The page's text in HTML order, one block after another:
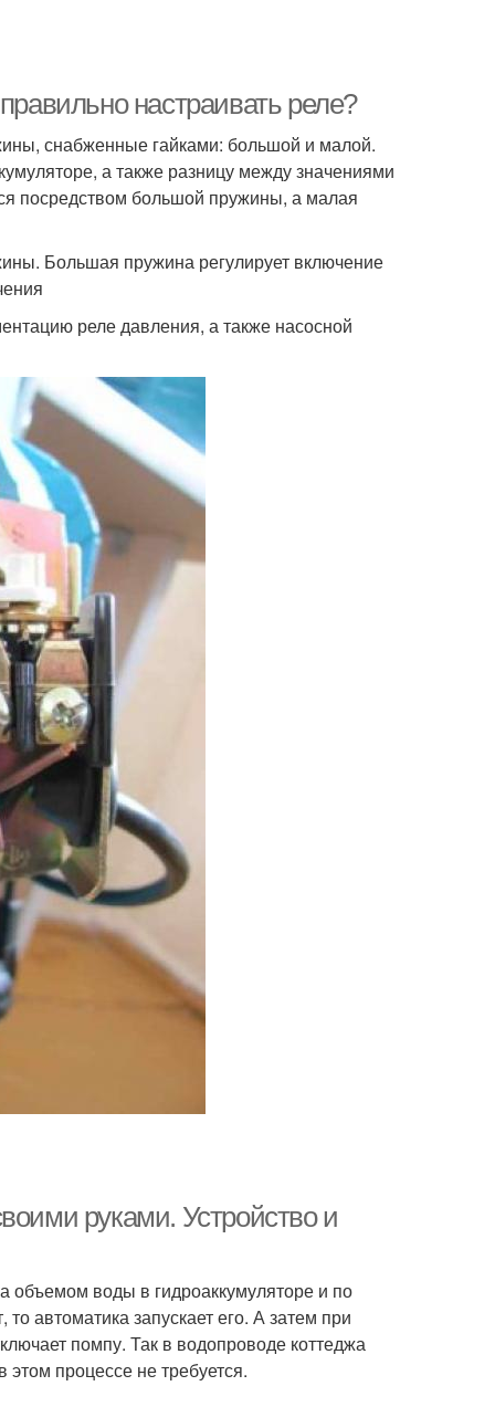
настраивать реле?
снабженные гайками: большой и малой.
а также разницу между значениями
посредством большой пружины, а малая
Большая пружина регулирует включение
реле давления, а также насосной
руками. Устройство и
объемом воды в гидроаккумуляторе и по
автоматика запускает его. А затем при
помпу. Так в водопроводе коттеджа
процессе не требуется.